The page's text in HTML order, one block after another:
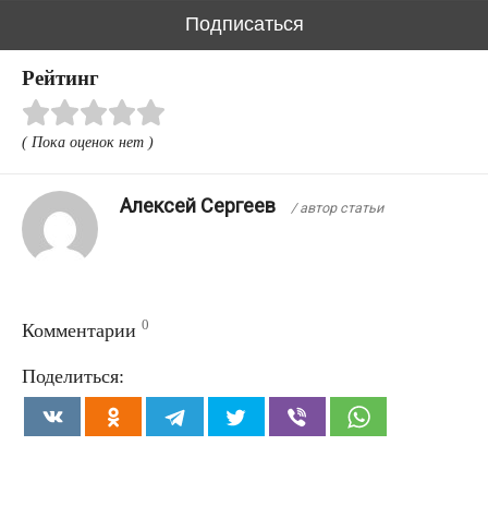
Рейтинг
( Пока оценок нет )
Алексей Сергеев / автор статьи
Комментарии 0
Поделиться: